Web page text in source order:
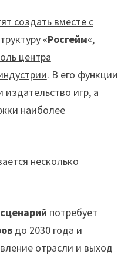
создать вместе с
«Росгейм«,
центра
. В его функции
игр, а
наиболее
несколько
потребует
до 2030 года и
отрасли и выход